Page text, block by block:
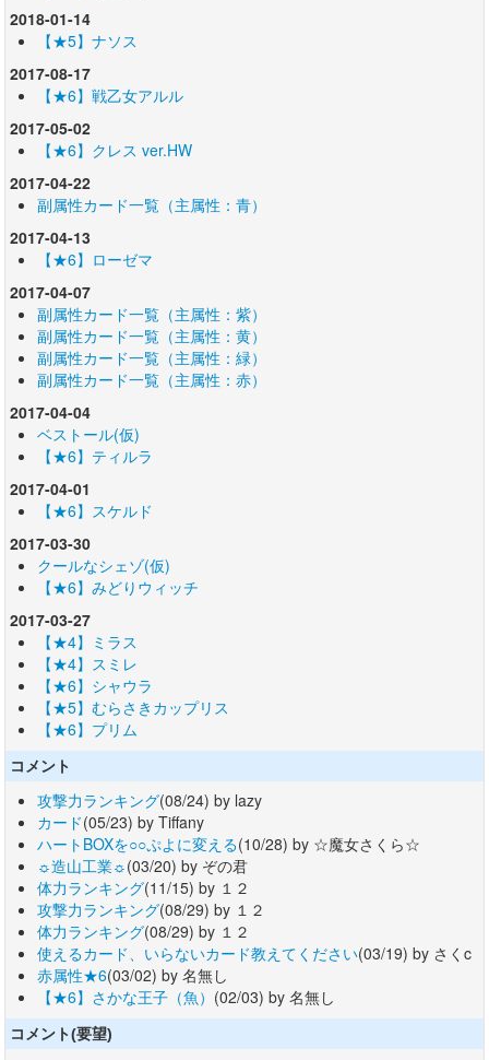
2018-01-14
【★5】ナソス
2017-08-17
【★6】戦乙女アルル
2017-05-02
【★6】クレス ver.HW
2017-04-22
副属性カード一覧（主属性：青）
2017-04-13
【★6】ローゼマ
2017-04-07
副属性カード一覧（主属性：紫）
副属性カード一覧（主属性：黄）
副属性カード一覧（主属性：緑）
副属性カード一覧（主属性：赤）
2017-04-04
ベストール(仮)
【★6】ティルラ
2017-04-01
【★6】スケルド
2017-03-30
クールなシェゾ(仮)
【★6】みどりウィッチ
2017-03-27
【★4】ミラス
【★4】スミレ
【★6】シャウラ
【★5】むらさきカップリス
【★6】プリム
コメント
攻撃力ランキング(08/24) by lazy
カード(05/23) by Tiffany
ハートBOXを○○ぷよに変える(10/28) by ☆魔女さくら☆
☼造山工業☼(03/20) by ぞの君
体力ランキング(11/15) by １２
攻撃力ランキング(08/29) by １２
体力ランキング(08/29) by １２
使えるカード、いらないカード教えてください(03/19) by さくc
赤属性★6(03/02) by 名無し
【★6】さかな王子（魚） (02/03) by 名無し
コメント(要望)